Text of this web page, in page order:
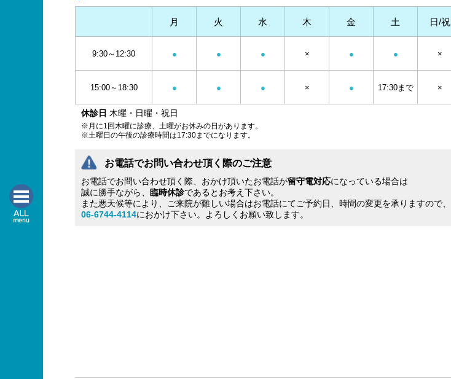
休診日 木曜・日曜・祝日
※月に1回木曜に診療、土曜がお休みの日があります。
※土曜日の午後の診療時間は17:30までになります。
月 火 水 木 金 土 日/祝
9:30～12:30 ● ● ● × ● ● ×
15:00～18:30 ● ● ● × ● 17:30まで ×
お電話でお問い合わせ頂く際のご注意
お電話でお問い合わせ頂く際、おかけ頂いたお電話が留守電対応になっている場合は
誠に勝手ながら、 臨時休診であるとお考え下さい。
また悪天候等により、ご来院が難しい場合はお電話にてご予約日、時間の変更を承りますので、
06-6744-4114におかけ下さい。よろしくお願い致します。